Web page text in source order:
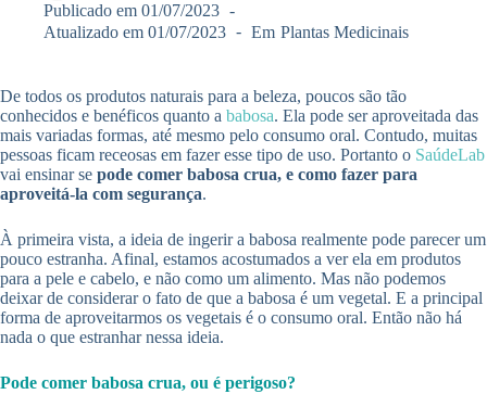
Publicado em 01/07/2023
Atualizado em 01/07/2023 Em Plantas Medicinais
De todos os produtos naturais para a beleza, poucos são tão
conhecidos e benéficos quanto a babosa. Ela pode ser aproveitada das
mais variadas formas, até mesmo pelo consumo oral. Contudo, muitas
pessoas ficam receosas em fazer esse tipo de uso. Portanto o SaúdeLab
vai ensinar se pode comer babosa crua, e como fazer para
aproveitá-la com segurança.
À primeira vista, a ideia de ingerir a babosa realmente pode parecer um
pouco estranha. Afinal, estamos acostumados a ver ela em produtos
para a pele e cabelo, e não como um alimento. Mas não podemos
deixar de considerar o fato de que a babosa é um vegetal. E a principal
forma de aproveitarmos os vegetais é o consumo oral. Então não há
nada o que estranhar nessa ideia.
Pode comer babosa crua, ou é perigoso?